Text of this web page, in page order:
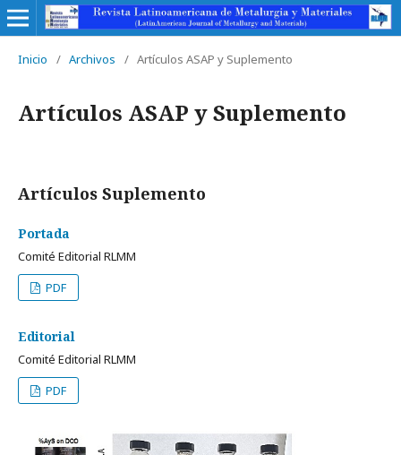
Inicio / Archivos / Artí­culos ASAP y Suplemento
Artí­culos ASAP y Suplemento
Artí­culos Suplemento
Portada
Comité Editorial RLMM
PDF
Editorial
Comité Editorial RLMM
PDF